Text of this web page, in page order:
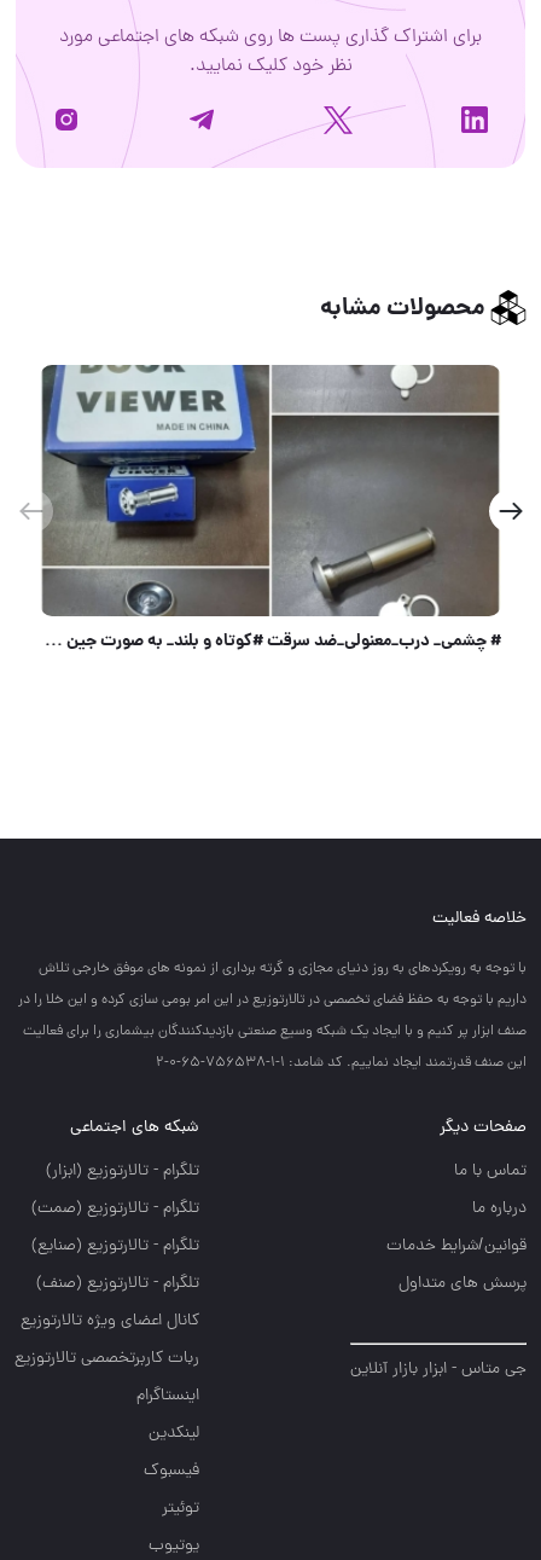
برای اشتراک گذاری پست ها روی شبکه های اجتماعی مورد
نظر خود کلیک نمایید.
محصولات مشابه
قفل برقی روملی⭐️ سیلندر TONI
خلاصه فعالیت
با توجه به رويكردهاي به روز دنياي مجازي و گرته برداري از نمونه هاي موفق خارجي تلاش
داريم با توجه به حفظ فضاي تخصصي در تالارتوزيع در اين امر بومي سازي كرده و اين خلا را در
صنف ابزار پر كنيم و با ايجاد يك شبكه وسيع صنعتي بازديدكنندگان بيشماري را براي فعاليت
اين صنف قدرتمند ايجاد نماييم. کد شامد: 1-1-756538-65-0-2
صفحات دیگر
تماس با ما
درباره ما
قوانین/شرایط خدمات
پرسش های متداول
جی متاس - ابزار بازار آنلاین
شبکه های اجتماعی
تلگرام - تالارتوزيع (ابزار)
تلگرام - تالارتوزيع (صمت)
تلگرام - تالارتوزيع (صنايع)
تلگرام - تالارتوزیع (صنف)
کانال اعضای ویژه تالارتوزیع
ربات کاربرتخصصی تالارتوزیع
اینستاگرام
لینکدین
فیسبوک
توئیتر
یوتیوب